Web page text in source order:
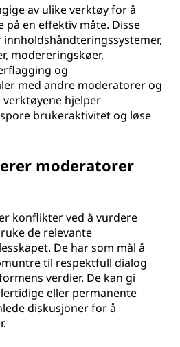
av ulike verktøy for å
på en effektiv måte. Disse
modereringskøer,
og
med andre moderatorer og
hjelper
brukeraktivitet og løse
moderatorer
konflikter ved å vurdere
de relevante
De har som mål å
til respektfull dialog
verdier. De kan gi
eller permanente
diskusjoner for å